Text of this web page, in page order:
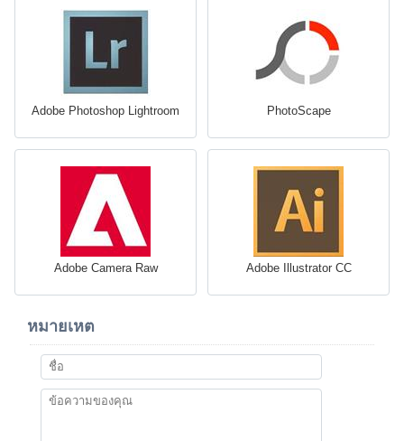
Adobe Photoshop Lightroom PhotoScape
Adobe Camera Raw Adobe Illustrator CC
หมายเหต